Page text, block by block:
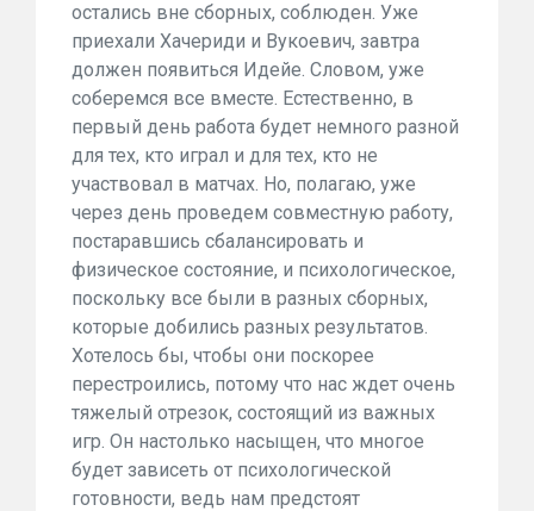
остались вне сборных, соблюден. Уже
приехали Хачериди и Вукоевич, завтра
должен появиться Идейе. Словом, уже
соберемся все вместе. Естественно, в
первый день работа будет немного разной
для тех, кто играл и для тех, кто не
участвовал в матчах. Но, полагаю, уже
через день проведем совместную работу,
постаравшись сбалансировать и
физическое состояние, и психологическое,
поскольку все были в разных сборных,
которые добились разных результатов.
Хотелось бы, чтобы они поскорее
перестроились, потому что нас ждет очень
тяжелый отрезок, состоящий из важных
игр. Он настолько насыщен, что многое
будет зависеть от психологической
готовности, ведь нам предстоят